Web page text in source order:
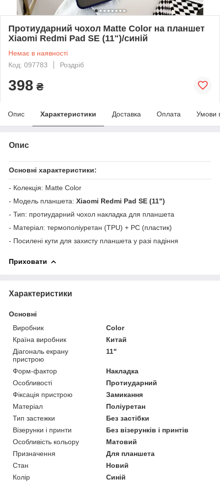
Протиударний чохол Matte Color на планшет
Xiaomi Redmi Pad SE (11")/синій
Немає в наявності
Код: 097783
Роздріб
398 ₴
Опис Характеристики Доставка Оплата Умови
Опис
Основні характеристики:
- Колекція: Matte Color
- Модель планшета: Xiaomi Redmi Pad SE (11")
- Тип: протиударний чохол накладка для планшета
- Матеріал: термополіуретан (TPU) + PC (пластик)
- Посилені кути для захисту планшета у разі падіння
Приховати
Характеристики
Основні
Виробник
Color
Країна виробник
Китай
Діагональ екрану
пристрою
11"
Форм-фактор
Накладка
Особливості
Протиударний
Фіксація пристрою
Замикання
Матеріал
Поліуретан
Тип застежки
Без застібки
Візерунки і принти
Без візерунків і принтів
Особливість кольору
Матовий
Призначення
Для планшета
Стан
Новий
Колір
Синій